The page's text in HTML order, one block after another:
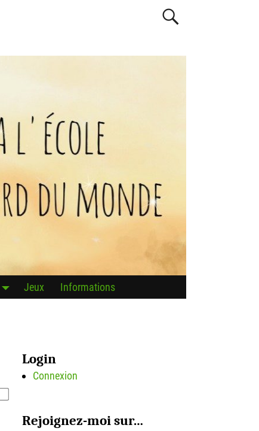
Jeux
Informations
Login
Connexion
Rejoignez-moi sur…